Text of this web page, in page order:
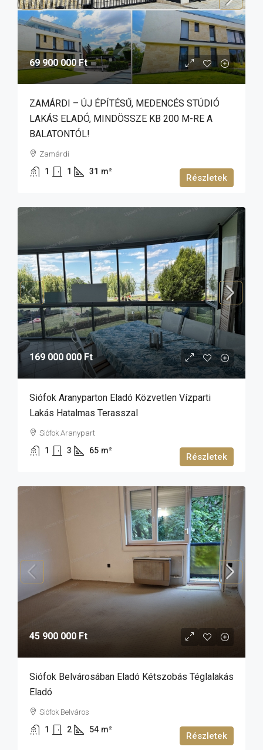
69 900 000 Ft
ZAMÁRDI – ÚJ ÉPÍTÉSŰ, MEDENCÉS STÚDIÓ
LAKÁS ELADÓ, MINDÖSSZE KB 200 M-RE A
BALATONTÓL!
Zamárdi
1 1 31 m²
Részletek
169 000 000 Ft
Siófok Aranyparton Eladó Közvetlen Vízparti
Lakás Hatalmas Terasszal
Siófok Aranypart
1 3 65 m²
Részletek
45 900 000 Ft
Siófok Belvárosában Eladó Kétszobás Téglalakás
Eladó
Siófok Belváros
1 2 54 m²
Részletek